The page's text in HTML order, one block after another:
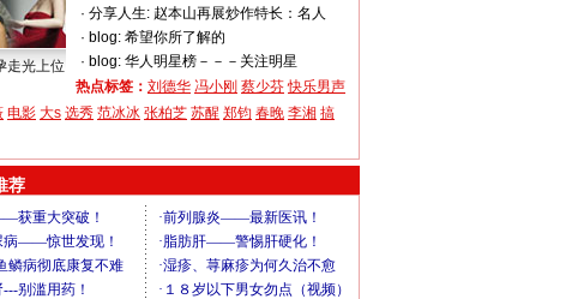
走光上位
· 分享人生: 赵本山再展炒作特长：名人
· blog: 希望你所了解的
· blog: 华人明星榜－－－关注明星
热点标签： 刘德华 冯小刚 蔡少芬 快乐男声
电影 大s 选秀 范冰冰 张柏芝 苏醒 郑钧 春晚 李湘 搞
荐